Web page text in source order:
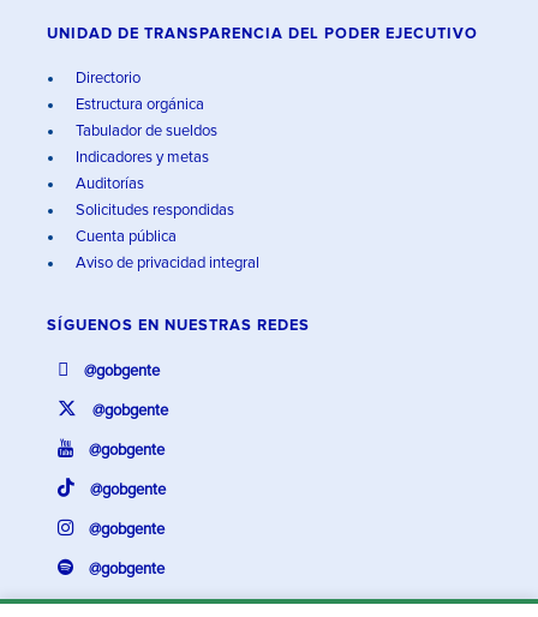
UNIDAD DE TRANSPARENCIA DEL PODER EJECUTIVO
Directorio
Estructura orgánica
Tabulador de sueldos
Indicadores y metas
Auditorías
Solicitudes respondidas
Cuenta pública
Aviso de privacidad integral
SÍGUENOS EN NUESTRAS REDES
@gobgente
@gobgente
@gobgente
@gobgente
@gobgente
@gobgente